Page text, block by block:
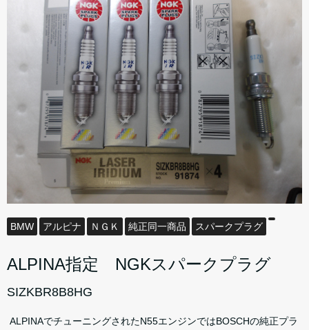
BMW アルピナ ＮＧＫ 純正同一商品 スパークプラグ
ALPINA指定 NGKスパークプラグ
SIZKBR8B8HG
ALPINAでチューニングされたN55エンジンではBOSCHの純正プラ